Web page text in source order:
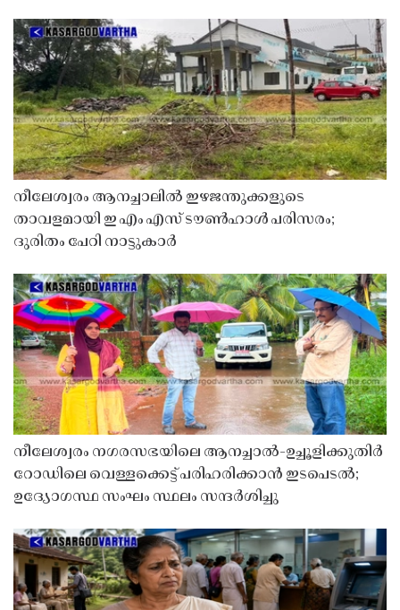
നീലേശ്വരം ആനച്ചാലിൽ ഇഴജന്തുക്കളുടെ
താവളമായി ഇ എം എസ് ടൗൺഹാൾ പരിസരം;
ദുരിതം പേറി നാട്ടുകാർ
നീലേശ്വരം നഗരസഭയിലെ ആനച്ചാൽ-ഉച്ചൂളിക്കുതിർ
റോഡിലെ വെള്ളക്കെട്ട് പരിഹരിക്കാൻ ഇടപെടൽ;
ഉദ്യോഗസ്ഥ സംഘം സ്ഥലം സന്ദർശിച്ചു